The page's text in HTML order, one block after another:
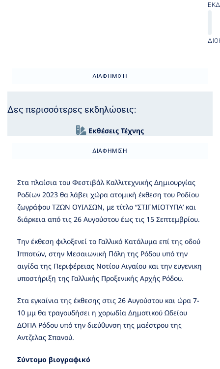
ΔΙΑΦΉΜΙΣΗ
Δες περισσότερες εκδηλώσεις:
Εκθέσεις Τέχνης
ΔΙΑΦΉΜΙΣΗ
Στα πλαίσια του Φεστιβάλ Καλλιτεχνικής Δημιουργίας
Ροδίων 2023 θα λάβει χώρα ατομική έκθεση του Ροδίου
ζωγράφου ΤΖΩΝ ΟΥΙΛΣΩΝ, με τίτλο “ΣΤΙΓΜΙΟΤΥΠΑ’ και
διάρκεια από τις 26 Αυγούστου έως τις 15 Σεπτεμβρίου.
Την έκθεση φιλοξενεί το Γαλλικό Κατάλυμα επί της οδού
Ιπποτών, στην Μεσαιωνική Πόλη της Ρόδου υπό την
αιγίδα της Περιφέρειας Νοτίου Αιγαίου και την ευγενικη
υποστήριξη της Γαλλικής Προξενικής Αρχής Ρόδου.
Στα εγκαίνια της έκθεσης στις 26 Αυγούστου και ώρα 7-
10 μμ θα τραγουδήσει η χορωδία Δημοτικού Ωδείου
ΔΟΠΑ Ρόδου υπό την διεύθυνση της μαέστρου της
Αντζελας Σπανού.
Σύντομο βιογραφικό